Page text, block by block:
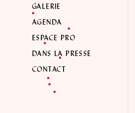
GALERIE
AGENDA
ESPACE PRO
DANS LA PRESSE
CONTACT